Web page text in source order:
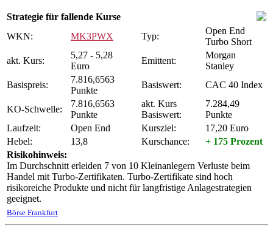
Strategie für fallende Kurse
WKN:
MK3PWX Typ:
Open End
Turbo Short
akt. Kurs:
5,27 - 5,28
Euro
Emittent:
Morgan
Stanley
Basispreis:
7.816,6563
Punkte
Basiswert: CAC 40 Index
KO-Schwelle:
7.816,6563
Punkte
akt. Kurs
Basiswert:
7.284,49
Punkte
Laufzeit:
Open End Kursziel:
17,20 Euro
Hebel:
13,8 Kurschance:
+ 175 Prozent
Risikohinweis:
Im Durchschnitt erleiden 7 von 10 Kleinanlegern Verluste beim
Handel mit Turbo-Zertifikaten. Turbo-Zertifikate sind hoch
risikoreiche Produkte und nicht für langfristige Anlagestrategien
geeignet.
Börse Frankfurt